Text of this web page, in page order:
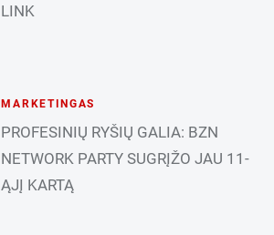
LINK
MARKETINGAS
PROFESINIŲ RYŠIŲ GALIA: BZN
NETWORK PARTY SUGRĮŽO JAU 11-
ĄJĮ KARTĄ